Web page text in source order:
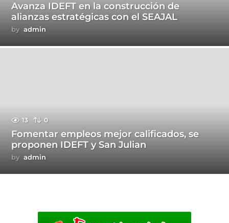
Avanza IDEFT en la construcción de
alianzas estratégicas con el SEAJAL
by admin
13 0
Fomentar empleos mejor calificados, se
proponen IDEFT y San Julian
by admin